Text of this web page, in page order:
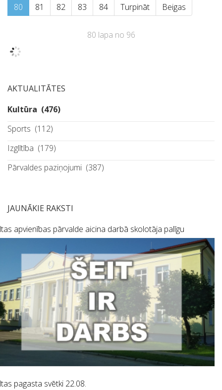
80
81 82 83 84 Turpināt Beigas
80 lapa no 96
AKTUALITĀTES
Kultūra (476)
Sports (112)
Izglītība (179)
Pārvaldes paziņojumi (387)
JAUNĀKIE RAKSTI
apvienības pārvalde aicina darbā skolotāja palīgu
pagasta svētki 22.08.